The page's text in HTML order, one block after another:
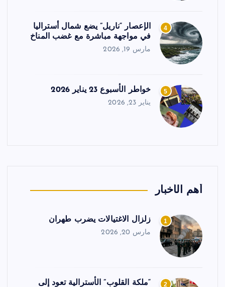
4
الإعصار “ناريل” يضع شمال أستراليا
في مواجهة مباشرة مع غضب المناخ
مارس 19, 2026
5 خواطر الأسبوع 23 يناير 2026
يناير 23, 2026
أهم الأخبار
1 زلزال الاغتيالات يضرب طهران
مارس 20, 2026
2
“ملكة القلوب” الأسترالية تعود إلى